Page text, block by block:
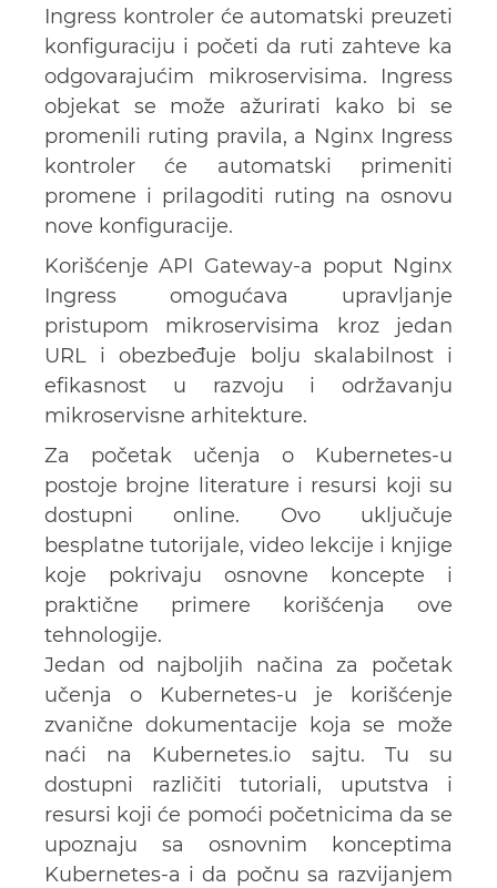
Ingress kontroler će automatski preuzeti
konfiguraciju i početi da ruti zahteve ka
odgovarajućim mikroservisima. Ingress
objekat se može ažurirati kako bi se
promenili ruting pravila, a Nginx Ingress
kontroler će automatski primeniti
promene i prilagoditi ruting na osnovu
nove konfiguracije.
Korišćenje API Gateway-a poput Nginx
Ingress omogućava upravljanje
pristupom mikroservisima kroz jedan
URL i obezbeđuje bolju skalabilnost i
efikasnost u razvoju i održavanju
mikroservisne arhitekture.
Za početak učenja o Kubernetes-u
postoje brojne literature i resursi koji su
dostupni online. Ovo uključuje
besplatne tutorijale, video lekcije i knjige
koje pokrivaju osnovne koncepte i
praktične primere korišćenja ove
tehnologije.
Jedan od najboljih načina za početak
učenja o Kubernetes-u je korišćenje
zvanične dokumentacije koja se može
naći na Kubernetes.io sajtu. Tu su
dostupni različiti tutoriali, uputstva i
resursi koji će pomoći početnicima da se
upoznaju sa osnovnim konceptima
Kubernetes-a i da počnu sa razvijanjem